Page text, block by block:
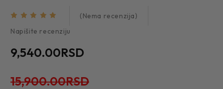
(Nema recenzija)
Napišite recenziju
9,540.00RSD
15,900.00RSD